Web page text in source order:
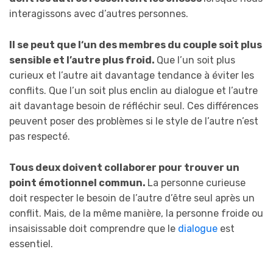
interagissons avec d’autres personnes.
Il se peut que l‘un des membres du couple soit plus
sensible et l’autre plus froid. Que l’un soit plus
curieux et l’autre ait davantage tendance à éviter les
conflits. Que l’un soit plus enclin au dialogue et l’autre
ait davantage besoin de réfléchir seul. Ces différences
peuvent poser des problèmes si le style de l’autre n’est
pas respecté.
Tous deux doivent collaborer pour trouver un
point émotionnel commun. La personne curieuse
doit respecter le besoin de l’autre d’être seul après un
conflit. Mais, de la même manière, la personne froide ou
insaisissable doit comprendre que le dialogue est
essentiel.